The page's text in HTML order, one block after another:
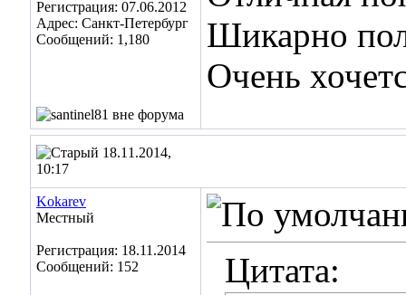
Регистрация: 07.06.2012
Адрес: Санкт-Петербург
Сообщений: 1,180
Шикарно
Очень
18.11.2014,
10:17
Kokarev
Местный
Регистрация: 18.11.2014
Сообщений: 152
Цитата: